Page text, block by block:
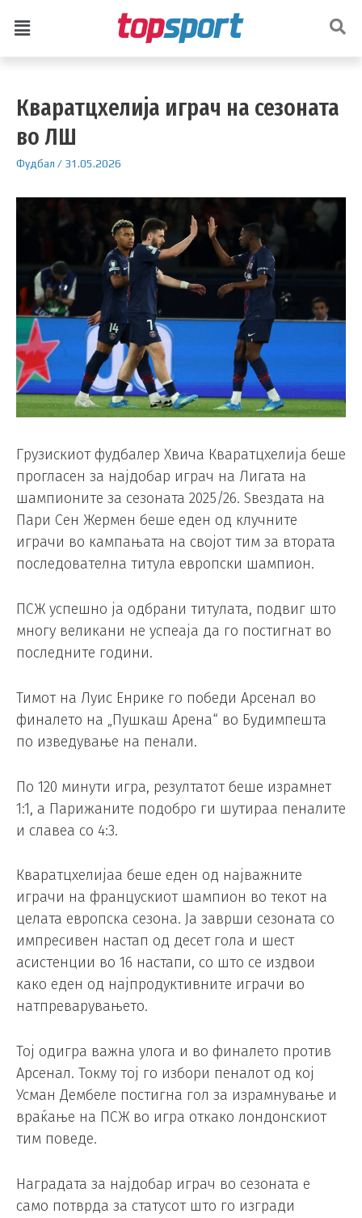
Кваратцхелија играч на сезоната
во ЛШ
Фудбал / 31.05.2026
Грузискиот фудбалер Хвича Кваратцхелија беше
прогласен за најдобар играч на Лигата на
шампионите за сезоната 2025/26. Ѕвездата на
Пари Сен Жермен беше еден од клучните
играчи во кампањата на својот тим за втората
последователна титула европски шампион.
ПСЖ успешно ја одбрани титулата, подвиг што
многу великани не успеаја да го постигнат во
последните години.
Тимот на Луис Енрике го победи Арсенал во
финалето на „Пушкаш Арена“ во Будимпешта
по изведување на пенали.
По 120 минути игра, резултатот беше израмнет
1:1, а Парижаните подобро ги шутираа пеналите
и славеа со 4:3.
Кваратцхелијаа беше еден од најважните
играчи на францускиот шампион во текот на
целата европска сезона. Ја заврши сезоната со
импресивен настап од десет гола и шест
асистенции во 16 настапи, со што се издвои
како еден од најпродуктивните играчи во
натпреварувањето.
Тој одигра важна улога и во финалето против
Арсенал. Токму тој го избори пеналот од кој
Усман Дембеле постигна гол за израмнување и
враќање на ПСЖ во игра откако лондонскиот
тим поведе.
Наградата за најдобар играч во сезоната е
само потврда за статусот што го изгради